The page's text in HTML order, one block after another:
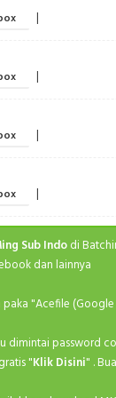
|
|
|
|
Sub Indodi
dan lainnya
"Acefile
dimintai password
"Klik Disini" .